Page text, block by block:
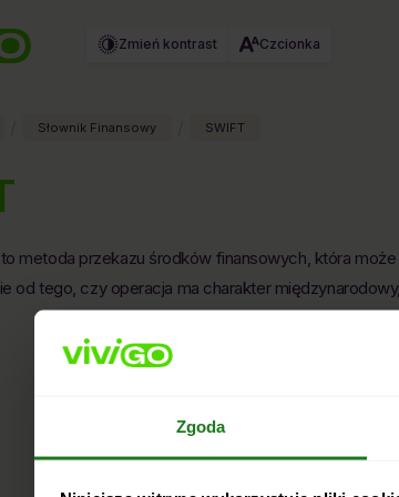
Zgoda
Zmień kontrast Czcionka
Słownik Finansowy SWIFT
metoda przekazu środków finansowych, która
od tego, czy operacja ma charakter